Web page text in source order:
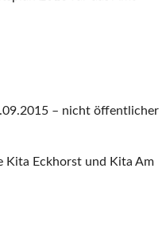
– nicht öffentlicher
Kita Eckhorst und Kita Am